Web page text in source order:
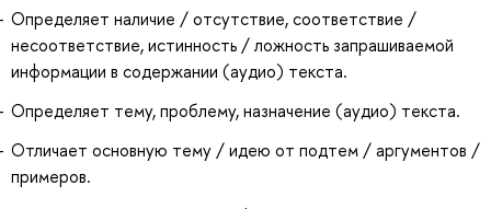
Определяет наличие / отсутствие, соответствие /
несоответствие, истинность / ложность запрашиваемой
информации в содержании (аудио) текста.
Определяет тему, проблему, назначение (аудио) текста.
Отличает основную тему / идею от подтем / аргументов /
примеров.